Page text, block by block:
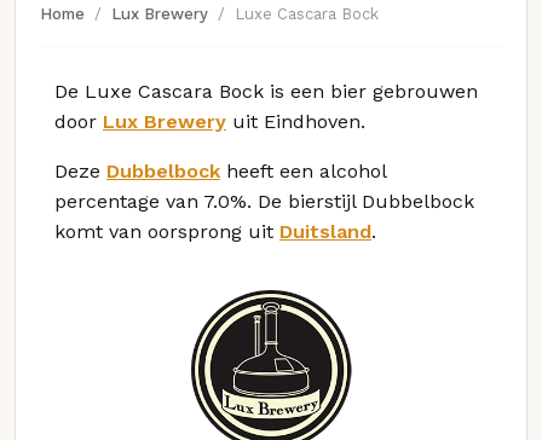
Home Lux Brewery Luxe Cascara Bock
De Luxe Cascara Bock is een bier gebrouwen
door Lux Brewery uit Eindhoven.
Deze Dubbelbock heeft een alcohol
percentage van 7.0%. De bierstijl Dubbelbock
komt van oorsprong uit Duitsland.